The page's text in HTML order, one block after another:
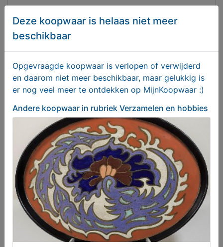
€ 25,00
Strijkijzer met opzet
€ 15,00
Deze koopwaar is helaas niet meer
beschikbaar
Opgevraagde koopwaar is verlopen of verwijderd
en daarom niet meer beschikbaar, maar gelukkig is
er nog veel meer te ontdekken op MijnKoopwaar :)
Andere koopwaar in rubriek Verzamelen en hobbies